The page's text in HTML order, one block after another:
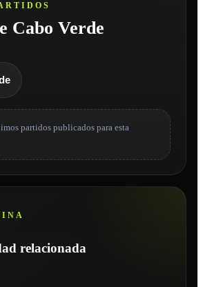
Cabo Verde
partidos publicados para esta
relacionada